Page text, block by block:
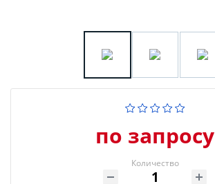
по запросу
Количество